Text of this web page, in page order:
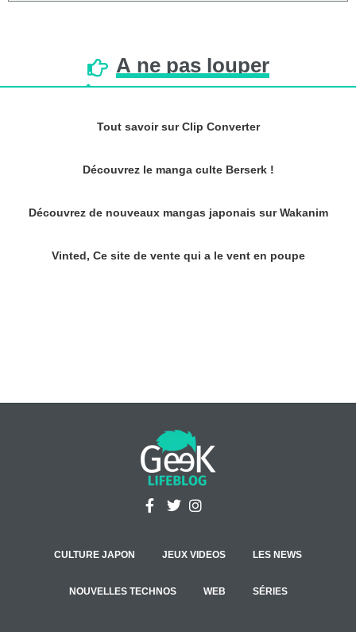
À ne pas louper
Tout savoir sur Clip Converter
Découvrez le manga culte Berserk !
Découvrez de nouveaux mangas japonais sur Wakanim
Vinted, Ce site de vente qui a le vent en poupe
CULTURE JAPON JEUX VIDEOS LES NEWS
NOUVELLES TECHNOS WEB SÉRIES